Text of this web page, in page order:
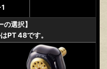
の選択】
PT 48です。